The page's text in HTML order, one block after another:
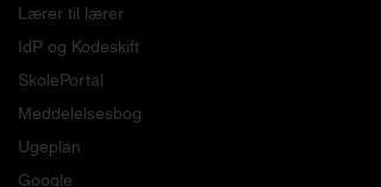
Lærer til lærer
IdP og Kodeskift
SkolePortal
Meddelelsesbog
Ugeplan
Google